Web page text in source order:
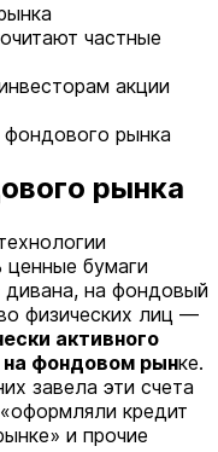
частные
акции
рынка
рынка
ценные бумаги
дивана, на фондовый
физических лиц —
активного
на фондовом рынке.
завела эти счета
кредит
и прочие